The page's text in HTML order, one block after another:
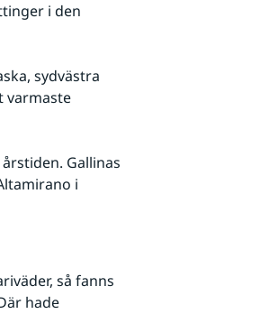
i den
sydvästra
varmaste
Gallinas
i
så fanns
hade